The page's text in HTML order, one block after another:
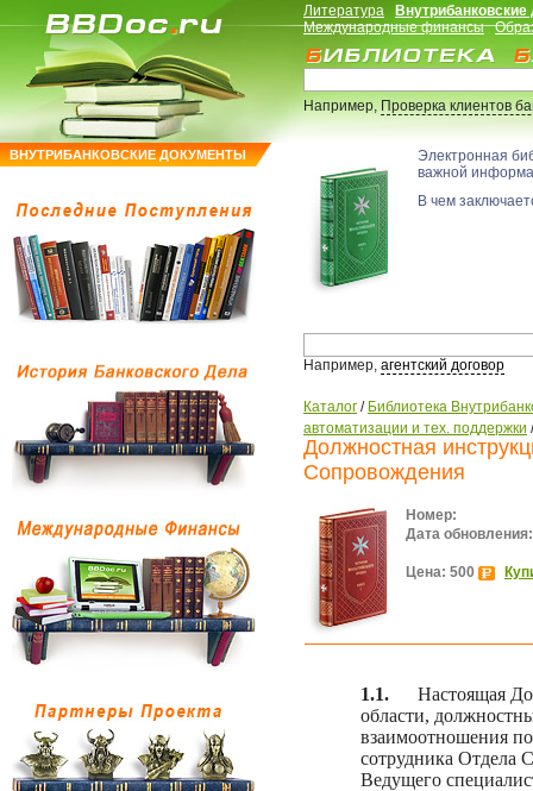
ВНУТРИБАНКОВСКИЕ ДОКУМЕНТЫ
Литература
Международные финансы
Например,Проверка клиентов
Электронная
важной
В чем
Например, агентский договор
Каталог / Библиотека
автоматизации и тех. поддержки
Должностная
Сопровождения
Номер:
Дата обновления:
Цена: 500
1.1.
Настоящая
области,
взаимоотношения
сотрудника Отдела
Ведущего